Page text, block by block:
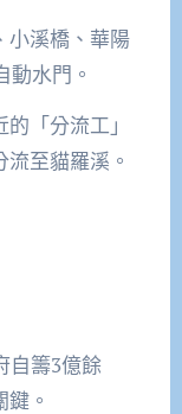
小溪橋、華陽
動水門。
「分流工」
至貓羅溪。
自籌3億餘
。